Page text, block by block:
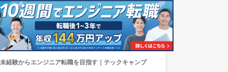
未経験からエンジニア転職を目指す｜テックキャンプ